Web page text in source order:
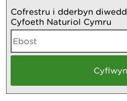
Cofrestru i dderbyn
Cyfoeth Naturiol Cymru